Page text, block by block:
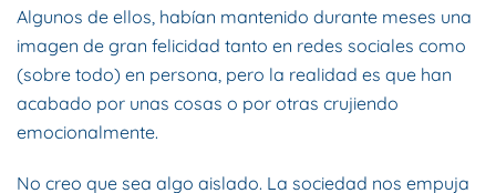
Algunos de ellos, habían mantenido durante meses una
imagen de gran felicidad tanto en redes sociales como
(sobre todo) en persona, pero la realidad es que han
acabado por unas cosas o por otras crujiendo
emocionalmente.
No creo que sea algo aislado. La sociedad nos empuja